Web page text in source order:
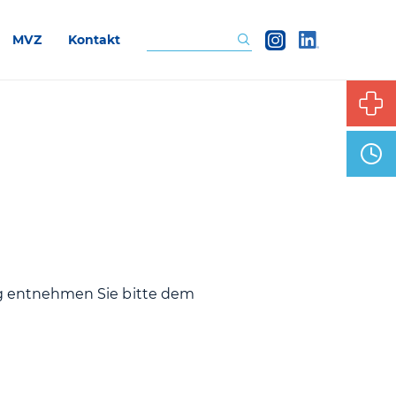
MVZ Kontakt
entnehmen Sie bitte dem